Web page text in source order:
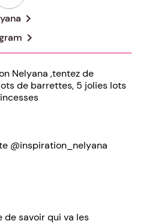
chevron_right
chevron_right
Nelyana ,tentez de
de barrettes, 5 jolies lots
@inspiration_nelyana
de savoir qui va les